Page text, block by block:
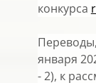
конкурса
января
- 2), к